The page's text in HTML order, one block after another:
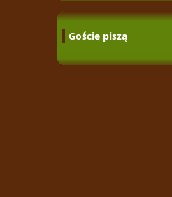
Goście piszą